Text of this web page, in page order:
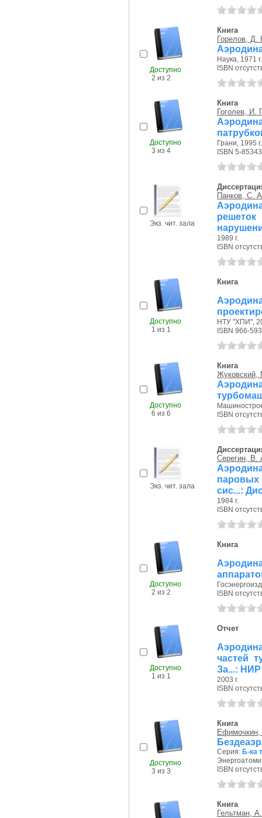
Доступно
2 из 2
Книга
Горелов, Д.
Наука, 1971 г.
ISBN
Доступно
3 из 4
Книга
Гоголев, И.
Грани, 1995 г.
ISBN 5-
Экз. чит. зала
Панков, С.
решеток
1989 г.
ISBN
Доступно
1 из 1
Книга
НТУ "ХПИ",
ISBN 966-
Доступно
6 из 6
Книга
ISBN
Экз. чит. зала
Серегин, В.
паровых
сис...:
1984 г.
ISBN
Доступно
2 из 2
Книга
ISBN
Доступно
1 из 1
Отчет
частей
За...: НИР
2003 г.
ISBN
Доступно
3 из 3
Книга
Ефимочкин,
Серия: Б-ка
ISBN
Книга
Гельтман,